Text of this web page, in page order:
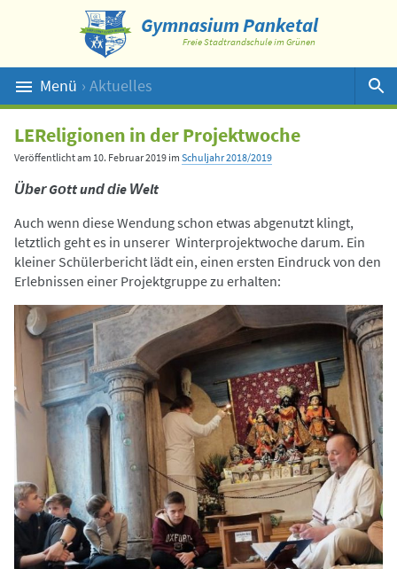
Gymnasium Panketal
Freie Stadtrandschule im Grünen
Menü › Aktuelles
Suche
LEReligionen in der Projektwoche
Veröffentlicht am 10. Februar 2019 im Schuljahr 2018/2019
Über Gott und die Welt
Auch wenn diese Wendung schon etwas abgenutzt klingt,
letztlich geht es in unserer Winterprojektwoche darum. Ein
kleiner Schülerbericht lädt ein, einen ersten Eindruck von den
Erlebnissen einer Projektgruppe zu erhalten: